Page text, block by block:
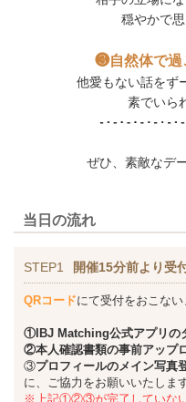
穏やかで
❸自然体で過
他愛もない話をず
素でいら
ぜひ、素敵なデ
当日の流れ
STEP1 開催15分前より受
QRコードにて受付をおこない
① IBJ Matching公式アプリの
②本人確認書類の事前アップ
③プロフィールのメイン写真
に、ご協力をお願いいたします
※上記①②③が完了していない